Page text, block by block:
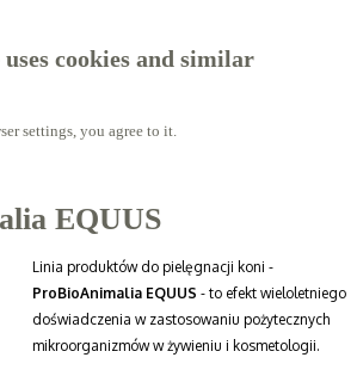
cookies and similar
settings, you agree to it.
EQUUS
Linia produktów do pielęgnacji koni -
ProBioAnimalia EQUUS - to efekt wieloletniego
doświadczenia w zastosowaniu pożytecznych
mikroorganizmów w żywieniu i kosmetologii.